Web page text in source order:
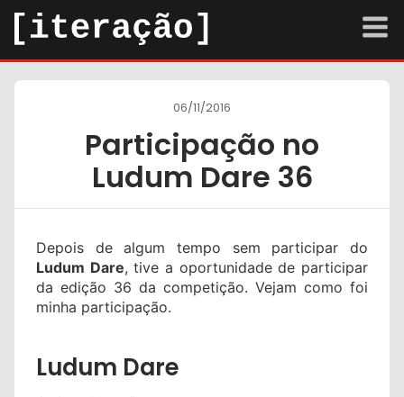
contato
Tema escuro
Participação no
Ludum Dare 36
06/11/2016
Depois de algum tempo sem participar do
Ludum Dare, tive a oportunidade de participar
da edição 36 da competição. Vejam como foi
minha participação.
Ludum Dare